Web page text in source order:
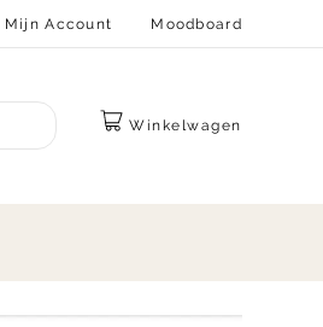
Mijn Account Moodboard
Winkelwagen